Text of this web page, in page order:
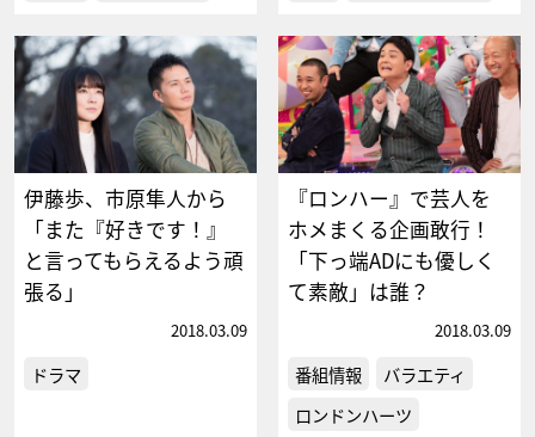
伊藤歩、市原隼人から
「また『好きです！』
と言ってもらえるよう頑
張る」
2018.03.09
ドラマ
『ロンハー』で芸人を
ホメまくる企画敢行！
「下っ端ADにも優しく
て素敵」は誰？
2018.03.09
番組情報
バラエティ
ロンドンハーツ